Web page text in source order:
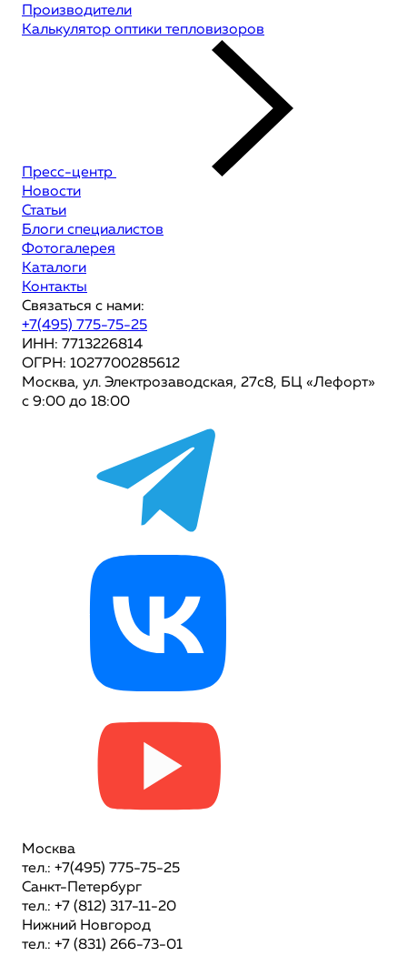
Производители
Калькулятор оптики тепловизоров
Пресс-центр
Новости
Статьи
Блоги специалистов
Фотогалерея
Каталоги
Контакты
Связаться с нами:
+7(495) 775-75-25
ИНН: 7713226814
ОГРН: 1027700285612
Москва, ул. Электрозаводская, 27с8, БЦ «Лефорт»
с 9:00 до 18:00
Москва
тел.: +7(495) 775-75-25
Санкт-Петербург
тел.: +7 (812) 317-11-20
Нижний Новгород
тел.: +7 (831) 266-73-01